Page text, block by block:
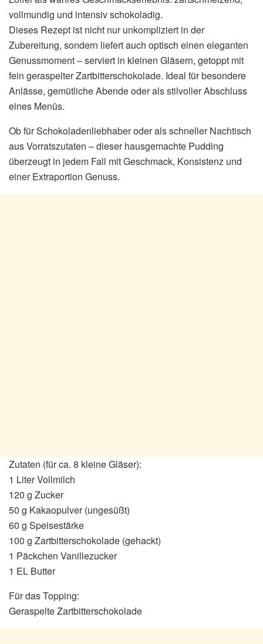
vollmundig und intensiv schokoladig.
Dieses Rezept ist nicht nur unkompliziert in der
Zubereitung, sondern liefert auch optisch einen eleganten
Genussmoment – serviert in kleinen Gläsern, getoppt mit
fein geraspelter Zartbitterschokolade. Ideal für besondere
Anlässe, gemütliche Abende oder als stilvoller Abschluss
eines Menüs.
Ob für Schokoladenliebhaber oder als schneller Nachtisch
aus Vorratszutaten – dieser hausgemachte Pudding
überzeugt in jedem Fall mit Geschmack, Konsistenz und
einer Extraportion Genuss.
Zutaten (für ca. 8 kleine Gläser):
1 Liter Vollmilch
120 g Zucker
50 g Kakaopulver (ungesüßt)
60 g Speisestärke
100 g Zartbitterschokolade (gehackt)
1 Päckchen Vanillezucker
1 EL Butter
Für das Topping:
Geraspelte Zartbitterschokolade